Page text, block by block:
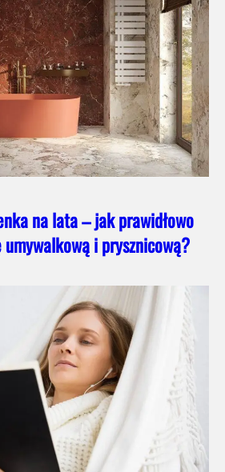
na lata – jak prawidłowo
i prysznicową?